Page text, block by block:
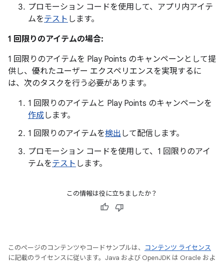
プロモーション コードを使用して、アプリ内アイテ
ムをテスト します。
1 回限りのアイテムの場合:
1 回限りのアイテムを Play Points のキャンペーンとして提
供し、優れたユーザー エクスペリエンスを実現するに
は、次のタスクを行う必要があります。
1 回限りのアイテムと Play Points のキャンペーンを
作成します。
1 回限りのアイテムを検出 して配信します。
プロモーション コードを使用して、1 回限りのアイ
テムをテスト します。
この情報は役に立ちましたか？
このページのコンテンツやコードサンプルは、
コンテンツ ライセンス
に記載のライセンスに従います。Java および OpenJDK は Oracle およ